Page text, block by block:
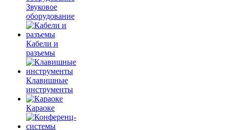
Звуковое
оборудование
Кабели и
разъемы
Клавишные
инструменты
Караоке